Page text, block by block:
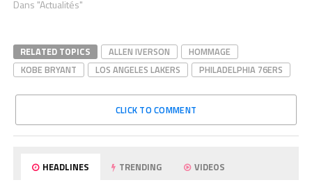
Dans "Actualités"
RELATED TOPICS ALLEN IVERSON
HOMMAGE
KOBE BRYANT
LOS ANGELES LAKERS PHILADELPHIA 76ERS
CLICK TO COMMENT
HEADLINES TRENDING VIDEOS